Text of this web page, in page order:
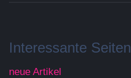
Interessante Seiten
neue Artikel